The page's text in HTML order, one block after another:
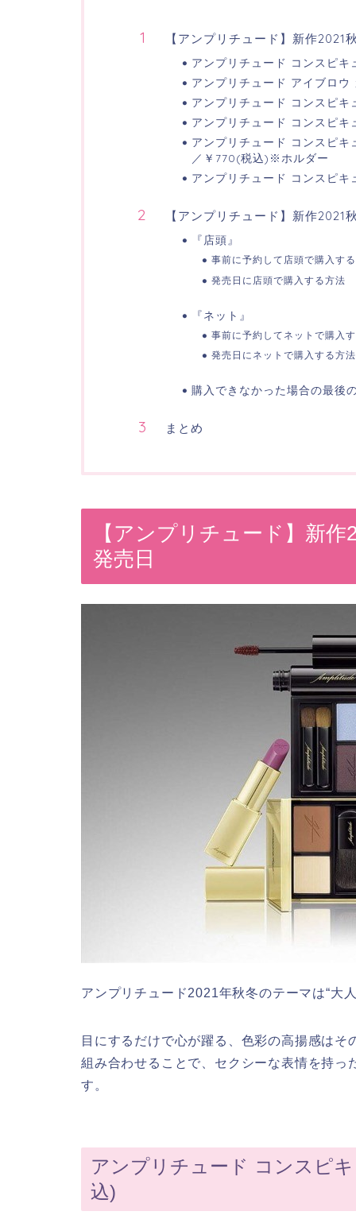
【アンプリチュード】新作
アンプリチュード コンスピ
アンプリチュード アイブロ
アンプリチュード コンスピ
アンプリチュード コンスピ
アンプリチュード コンスピ
／￥770(税込)※ホルダー
アンプリチュード コンスピ
【アンプリチュード】新作2021
『店頭』
事前に予約して店頭で購入す
発売日に店頭で購入する方法
『ネット』
事前に予約してネットで購入
発売日にネットで購入する方法
購入できなかった場合の最後
まとめ
【アンプリチュード】新
発売日
アンプリチュード2021年秋冬のテーマは“大
目にするだけで心が躍る、色彩の高揚感は
組み合わせることで、セクシーな表情を持
す。
アンプリチュード コンスピ
込)